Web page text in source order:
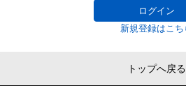
・本アイテムに関する創作物の利用に
に反する利用またはその恐れのある利
保有者、その他第三者が損害を被った
ログイン
新規登録はこち
トップへ戻る